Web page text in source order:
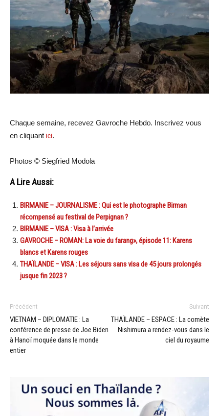
Chaque semaine, recevez Gavroche Hebdo. Inscrivez vous
en cliquant ici.
Photos © Siegfried Modola
A Lire Aussi:
BIRMANIE – JOURNALISME : Qui est le photographe Birman
récompensé au festival de Perpignan ?
BIRMANIE – VISA : Visa à l’arrivée
GAVROCHE – ROMAN: La voie du farang», épisode 11: Karens
blancs et Karens rouges
THAÏLANDE – VISA : Les séjours sans visa de 45 jours prolongés
jusque fin 2023 ?
Précédent
VIETNAM – DIPLOMATIE : La
conférence de presse de Joe Biden
à Hanoï moquée dans le monde
entier
Suivant
THAÏLANDE – ESPACE : La comète
Nishimura a rendez-vous dans le
ciel du royaume